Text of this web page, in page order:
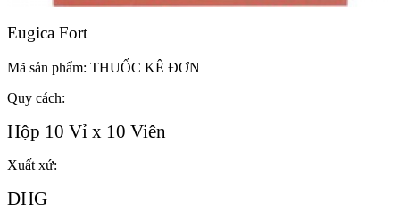
Eugica Fort
Mã sản phẩm: THUỐC KÊ ĐƠN
Quy cách:
Hộp 10 Vỉ x 10 Viên
Xuất xứ:
DHG